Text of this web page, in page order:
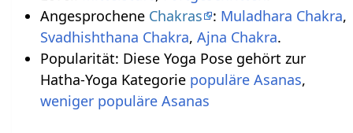
Angesprochene Chakras : Muladhara Chakra,
Svadhishthana Chakra, Ajna Chakra.
Popularität: Diese Yoga Pose gehört zur
Hatha-Yoga Kategorie populäre Asanas,
weniger populäre Asanas